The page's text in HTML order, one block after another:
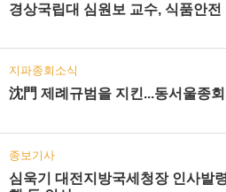
경상국립대 심원보 교수, 식품안
지파종회소식
沈門 제례규범을 지킨...동서울종
종보기사
심욱기 대전지방국세청장 인사발